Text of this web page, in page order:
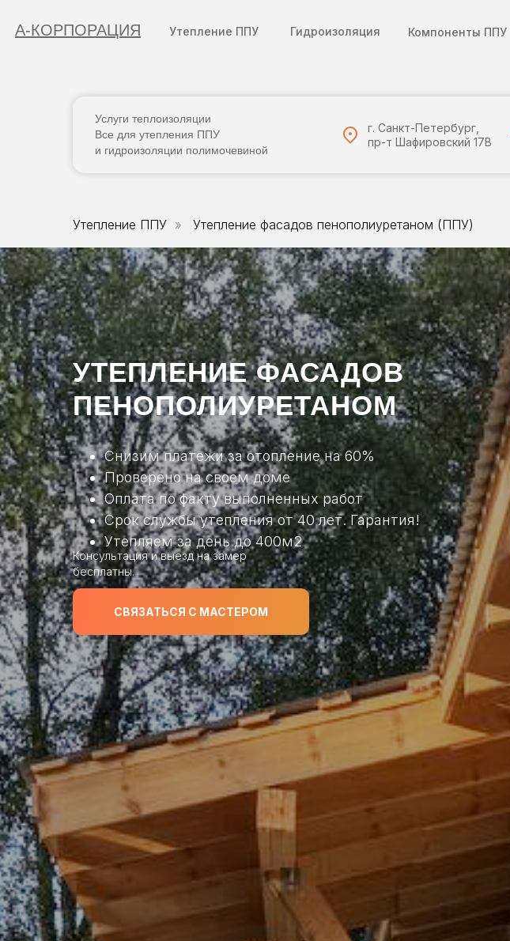
Утепление ППУ Гидроизоляция Компоненты ППУ
А-КОРПОРАЦИЯ
Санкт-Петербург А-КОРПОРАЦИЯ
Услуги теплоизоляции
Все для утепления ППУ
и гидроизоляции полимочевиной
г. Санкт-Петербург,
пр-т Шафировский 17В
Утепление ППУ » Утепление фасадов пенополиуретаном (ППУ)
УТЕПЛЕНИЕ ФАСАДОВ
ПЕНОПОЛИУРЕТАНОМ
Снизим платежи за отопление на 60%
Проверено на своем доме
Оплата по факту выполненных работ
Срок службы утепления от 40 лет. Гарантия!
Утепляем за день до 400м2
Консультация и выезд на замер
бесплатны.
СВЯЗАТЬСЯ С МАСТЕРОМ